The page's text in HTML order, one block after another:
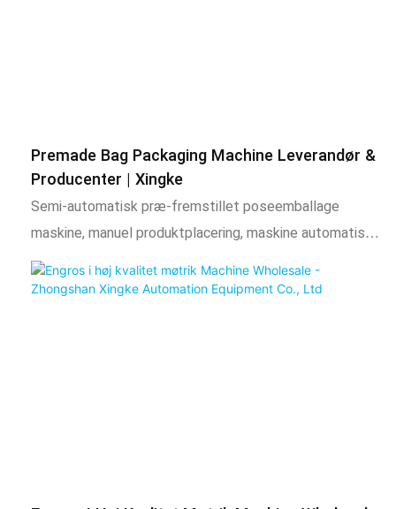
Premade Bag Packaging Machine Leverandør &
Producenter | Xingke
Semi-automatisk præ-fremstillet poseemballage
maskine, manuel produktplacering, maskine automatisk
tætning og skæring